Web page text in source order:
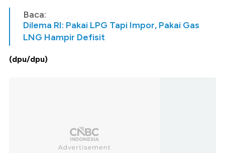
Baca:
Dilema RI: Pakai LPG Tapi Impor, Pakai Gas
LNG Hampir Defisit
(dpu/dpu)